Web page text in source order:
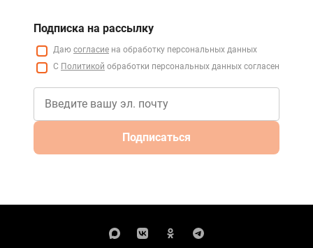
Подписка на рассылку
Даю согласие на обработку персональных данных
С Политикой обработки персональных данных согласен
Подписаться